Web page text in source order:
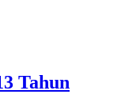
Tahun